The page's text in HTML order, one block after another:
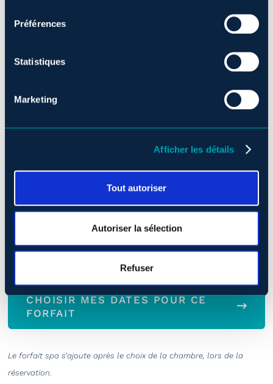
Préférences
Statistiques
Marketing
Afficher les détails
Tout autoriser
Autoriser la sélection
Refuser
CHOISIR MES DATES POUR CE
FORFAIT
Le forfait spa s’ajoute après le choix de la chambre, lors de la
réservation.